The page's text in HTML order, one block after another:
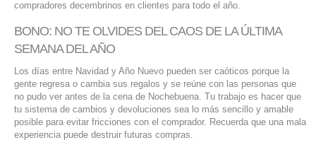
compradores decembrinos en clientes para todo el año.
BONO: NO TE OLVIDES DEL CAOS DE LA ÚLTIMA
SEMANA DEL AÑO
Los días entre Navidad y Año Nuevo pueden ser caóticos porque la
gente regresa o cambia sus regalos y se reúne con las personas que
no pudo ver antes de la cena de Nochebuena. Tu trabajo es hacer que
tu sistema de cambios y devoluciones sea lo más sencillo y amable
posible para evitar fricciones con el comprador. Recuerda que una mala
experiencia puede destruir futuras compras.